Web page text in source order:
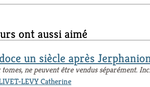
ont aussi aimé
un siècle après
tomes, ne peuvent être vendus séparément.
LEVY Catherine